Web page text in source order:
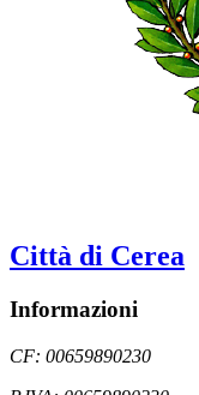
Città di Cerea
Informazioni
CF: 00659890230